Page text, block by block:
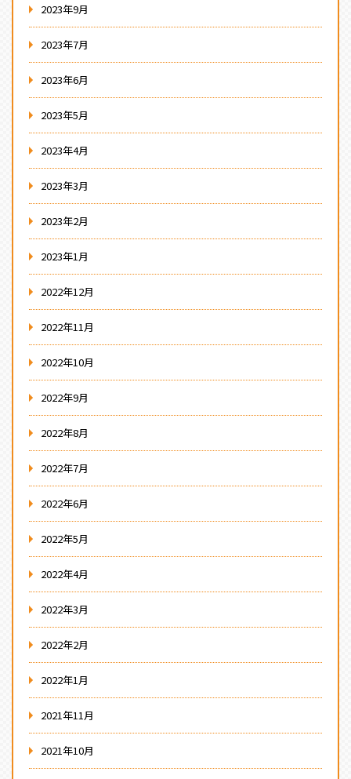
2023年9月
2023年7月
2023年6月
2023年5月
2023年4月
2023年3月
2023年2月
2023年1月
2022年12月
2022年11月
2022年10月
2022年9月
2022年8月
2022年7月
2022年6月
2022年5月
2022年4月
2022年3月
2022年2月
2022年1月
2021年11月
2021年10月